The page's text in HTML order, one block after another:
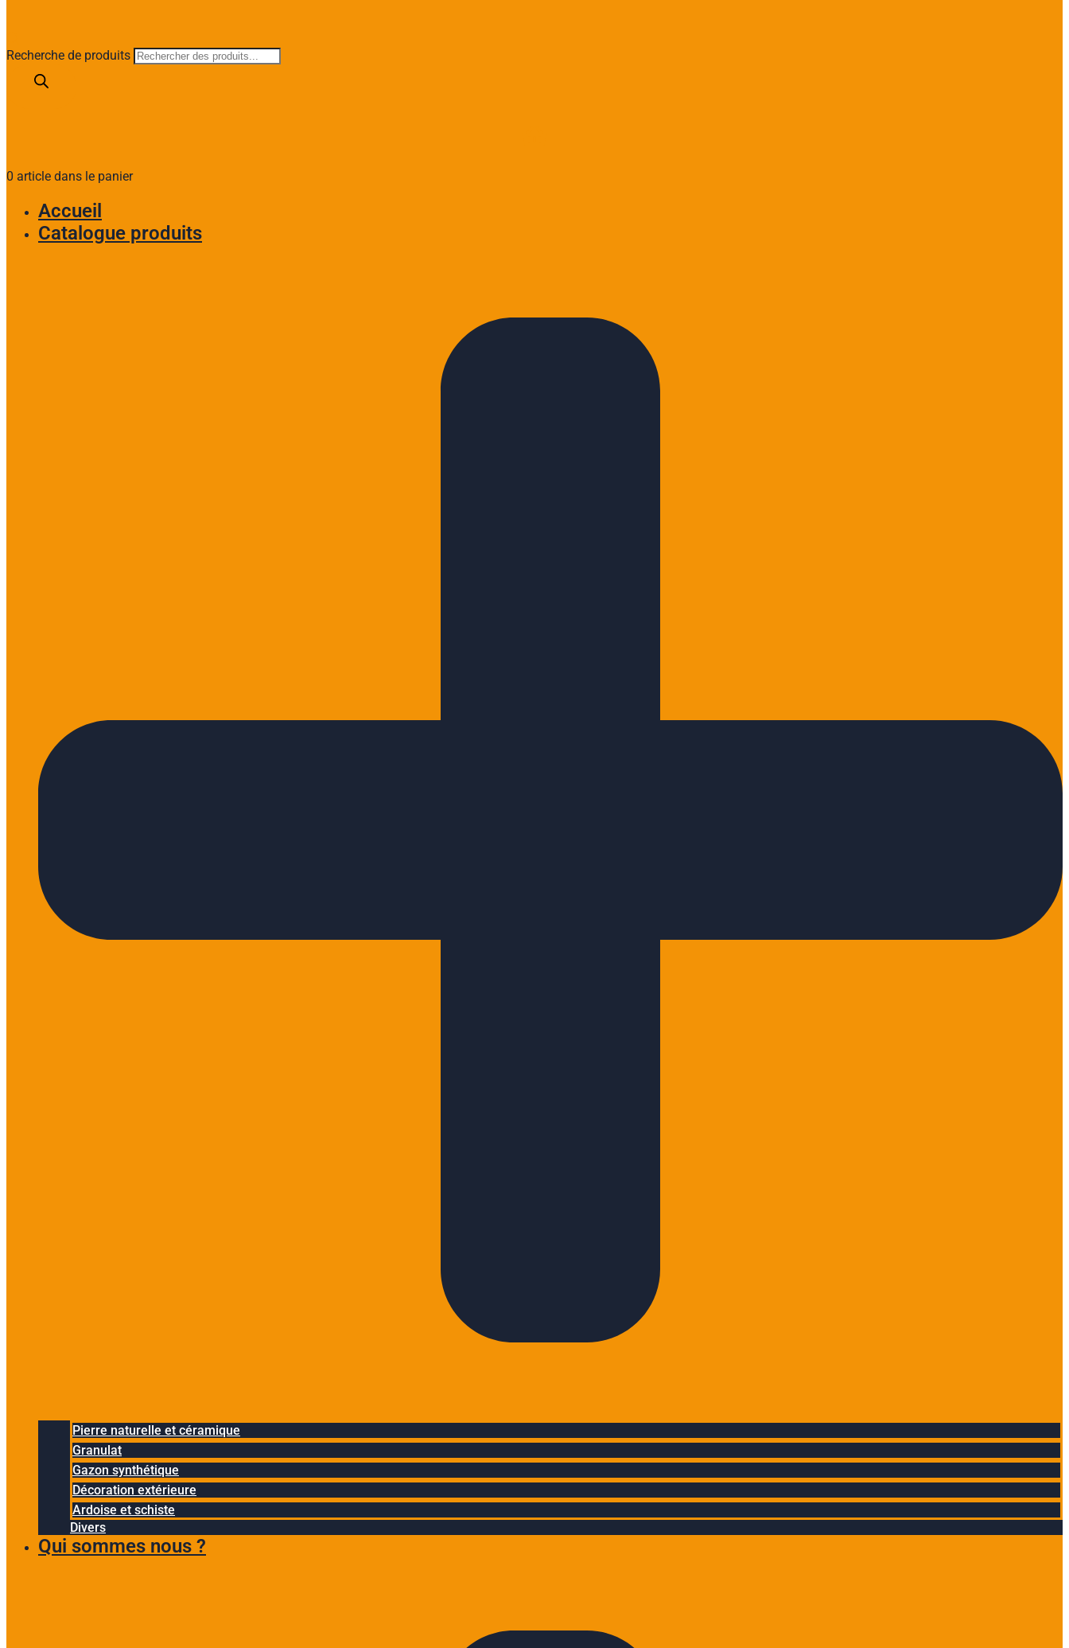
Recherche de produits
0 article dans le panier
Accueil
Catalogue produits
Pierre naturelle et céramique
Granulat
Gazon synthétique
Décoration extérieure
Ardoise et schiste
Divers
Qui sommes nous ?